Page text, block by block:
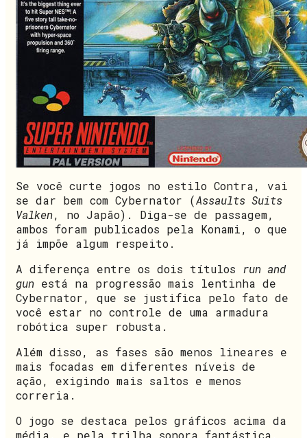
Se você curte jogos no estilo Contra, vai
se dar bem com Cybernator (Assaults Suits
Valken, no Japão). Diga-se de passagem,
ambos foram publicados pela Konami, o que
já impõe algum respeito.
A diferença entre os dois títulos run and
gun está na progressão mais lentinha de
Cybernator, que se justifica pelo fato de
você estar no controle de uma armadura
robótica super robusta.
Além disso, as fases são menos lineares e
mais focadas em diferentes níveis de
ação, exigindo mais saltos e menos
correria.
O jogo se destaca pelos gráficos acima da
média, e pela trilha sonora fantástica,